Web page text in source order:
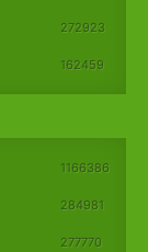
272923
162459
1166386
284981
277770